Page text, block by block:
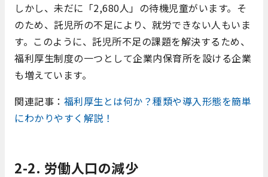
しかし、未だに「2,680人」の待機児童がいます。そ
のため、託児所の不足により、就労できない人もいま
す。このように、託児所不足の課題を解決するため、
福利厚生制度の一つとして企業内保育所を設ける企業
も増えています。
関連記事： 福利厚生とは何か？種類や導入形態を簡単
にわかりやすく解説！
2-2. 労働人口の減少